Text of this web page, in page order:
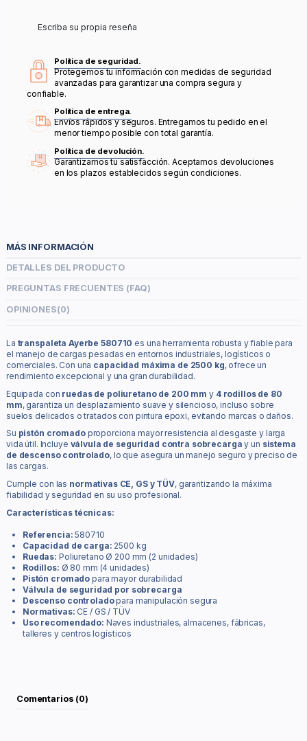
Escriba su propia reseña
Política de seguridad.
Protegemos tu información con medidas de seguridad
avanzadas para garantizar una compra segura y
confiable.
Política de entrega.
Envíos rápidos y seguros. Entregamos tu pedido en el
menor tiempo posible con total garantía.
Política de devolución.
Garantizamos tu satisfacción. Aceptamos devoluciones
en los plazos establecidos según condiciones.
MÁS INFORMACIÓN
DETALLES DEL PRODUCTO
PREGUNTAS FRECUENTES (FAQ)
OPINIONES(0)
La transpaleta Ayerbe 580710 es una herramienta robusta y fiable para
el manejo de cargas pesadas en entornos industriales, logísticos o
comerciales. Con una capacidad máxima de 2500 kg, ofrece un
rendimiento excepcional y una gran durabilidad.
Equipada con ruedas de poliuretano de 200 mm y 4 rodillos de 80
mm, garantiza un desplazamiento suave y silencioso, incluso sobre
suelos delicados o tratados con pintura epoxi, evitando marcas o daños.
Su pistón cromadoproporciona mayor resistencia al desgaste y larga
vida útil. Incluye válvula de seguridad contra sobrecarga y un sistema
de descenso controlado, lo que asegura un manejo seguro y preciso de
las cargas.
Cumple con las normativas CE, GS y TÜV, garantizando la máxima
fiabilidad y seguridad en su uso profesional.
Características técnicas:
Referencia: 580710
Capacidad de carga: 2500 kg
Ruedas: Poliuretano Ø 200 mm (2 unidades)
Rodillos: Ø 80 mm (4 unidades)
Pistón cromado para mayor durabilidad
Válvula de seguridad por sobrecarga
Descenso controladopara manipulación segura
Normativas: CE / GS / TÜV
Uso recomendado: Naves industriales, almacenes, fábricas,
talleres y centros logísticos
Comentarios (0)